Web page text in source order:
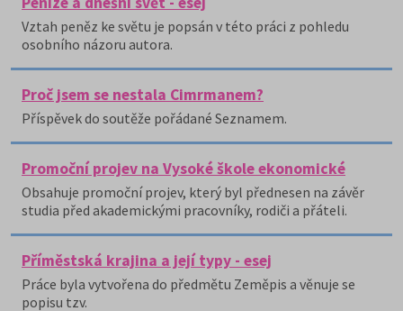
Vztah peněz ke světu je popsán v této práci z pohledu
osobního názoru autora.
Proč jsem se nestala Cimrmanem?
Příspěvek do soutěže pořádané Seznamem.
Promoční projev na Vysoké škole ekonomické
Obsahuje promoční projev, který byl přednesen na závěr
studia před akademickými pracovníky, rodiči a přáteli.
Příměstská krajina a její typy - esej
Práce byla vytvořena do předmětu Zeměpis a věnuje se
popisu tzv.